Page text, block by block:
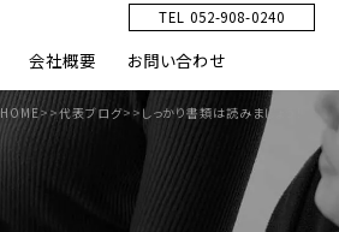
会社概要 お問い合わせ
TEL 052-908-0240
HOME>>代表ブログ>> しっかり書類は読みましょう！